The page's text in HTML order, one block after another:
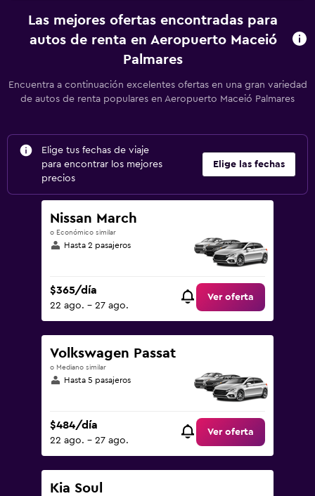
Las mejores ofertas encontradas para
autos de renta en Aeropuerto Maceió
Palmares
Encuentra a continuación excelentes ofertas en una gran variedad
de autos de renta populares en Aeropuerto Maceió Palmares
Elige tus fechas de viaje
para encontrar los mejores
precios
Elige las fechas
Nissan March
o Económico similar
Hasta 2 pasajeros
$365/día
22 ago. - 27 ago.
Ver oferta
Volkswagen Passat
o Mediano similar
Hasta 5 pasajeros
$484/día
22 ago. - 27 ago.
Ver oferta
Kia Soul